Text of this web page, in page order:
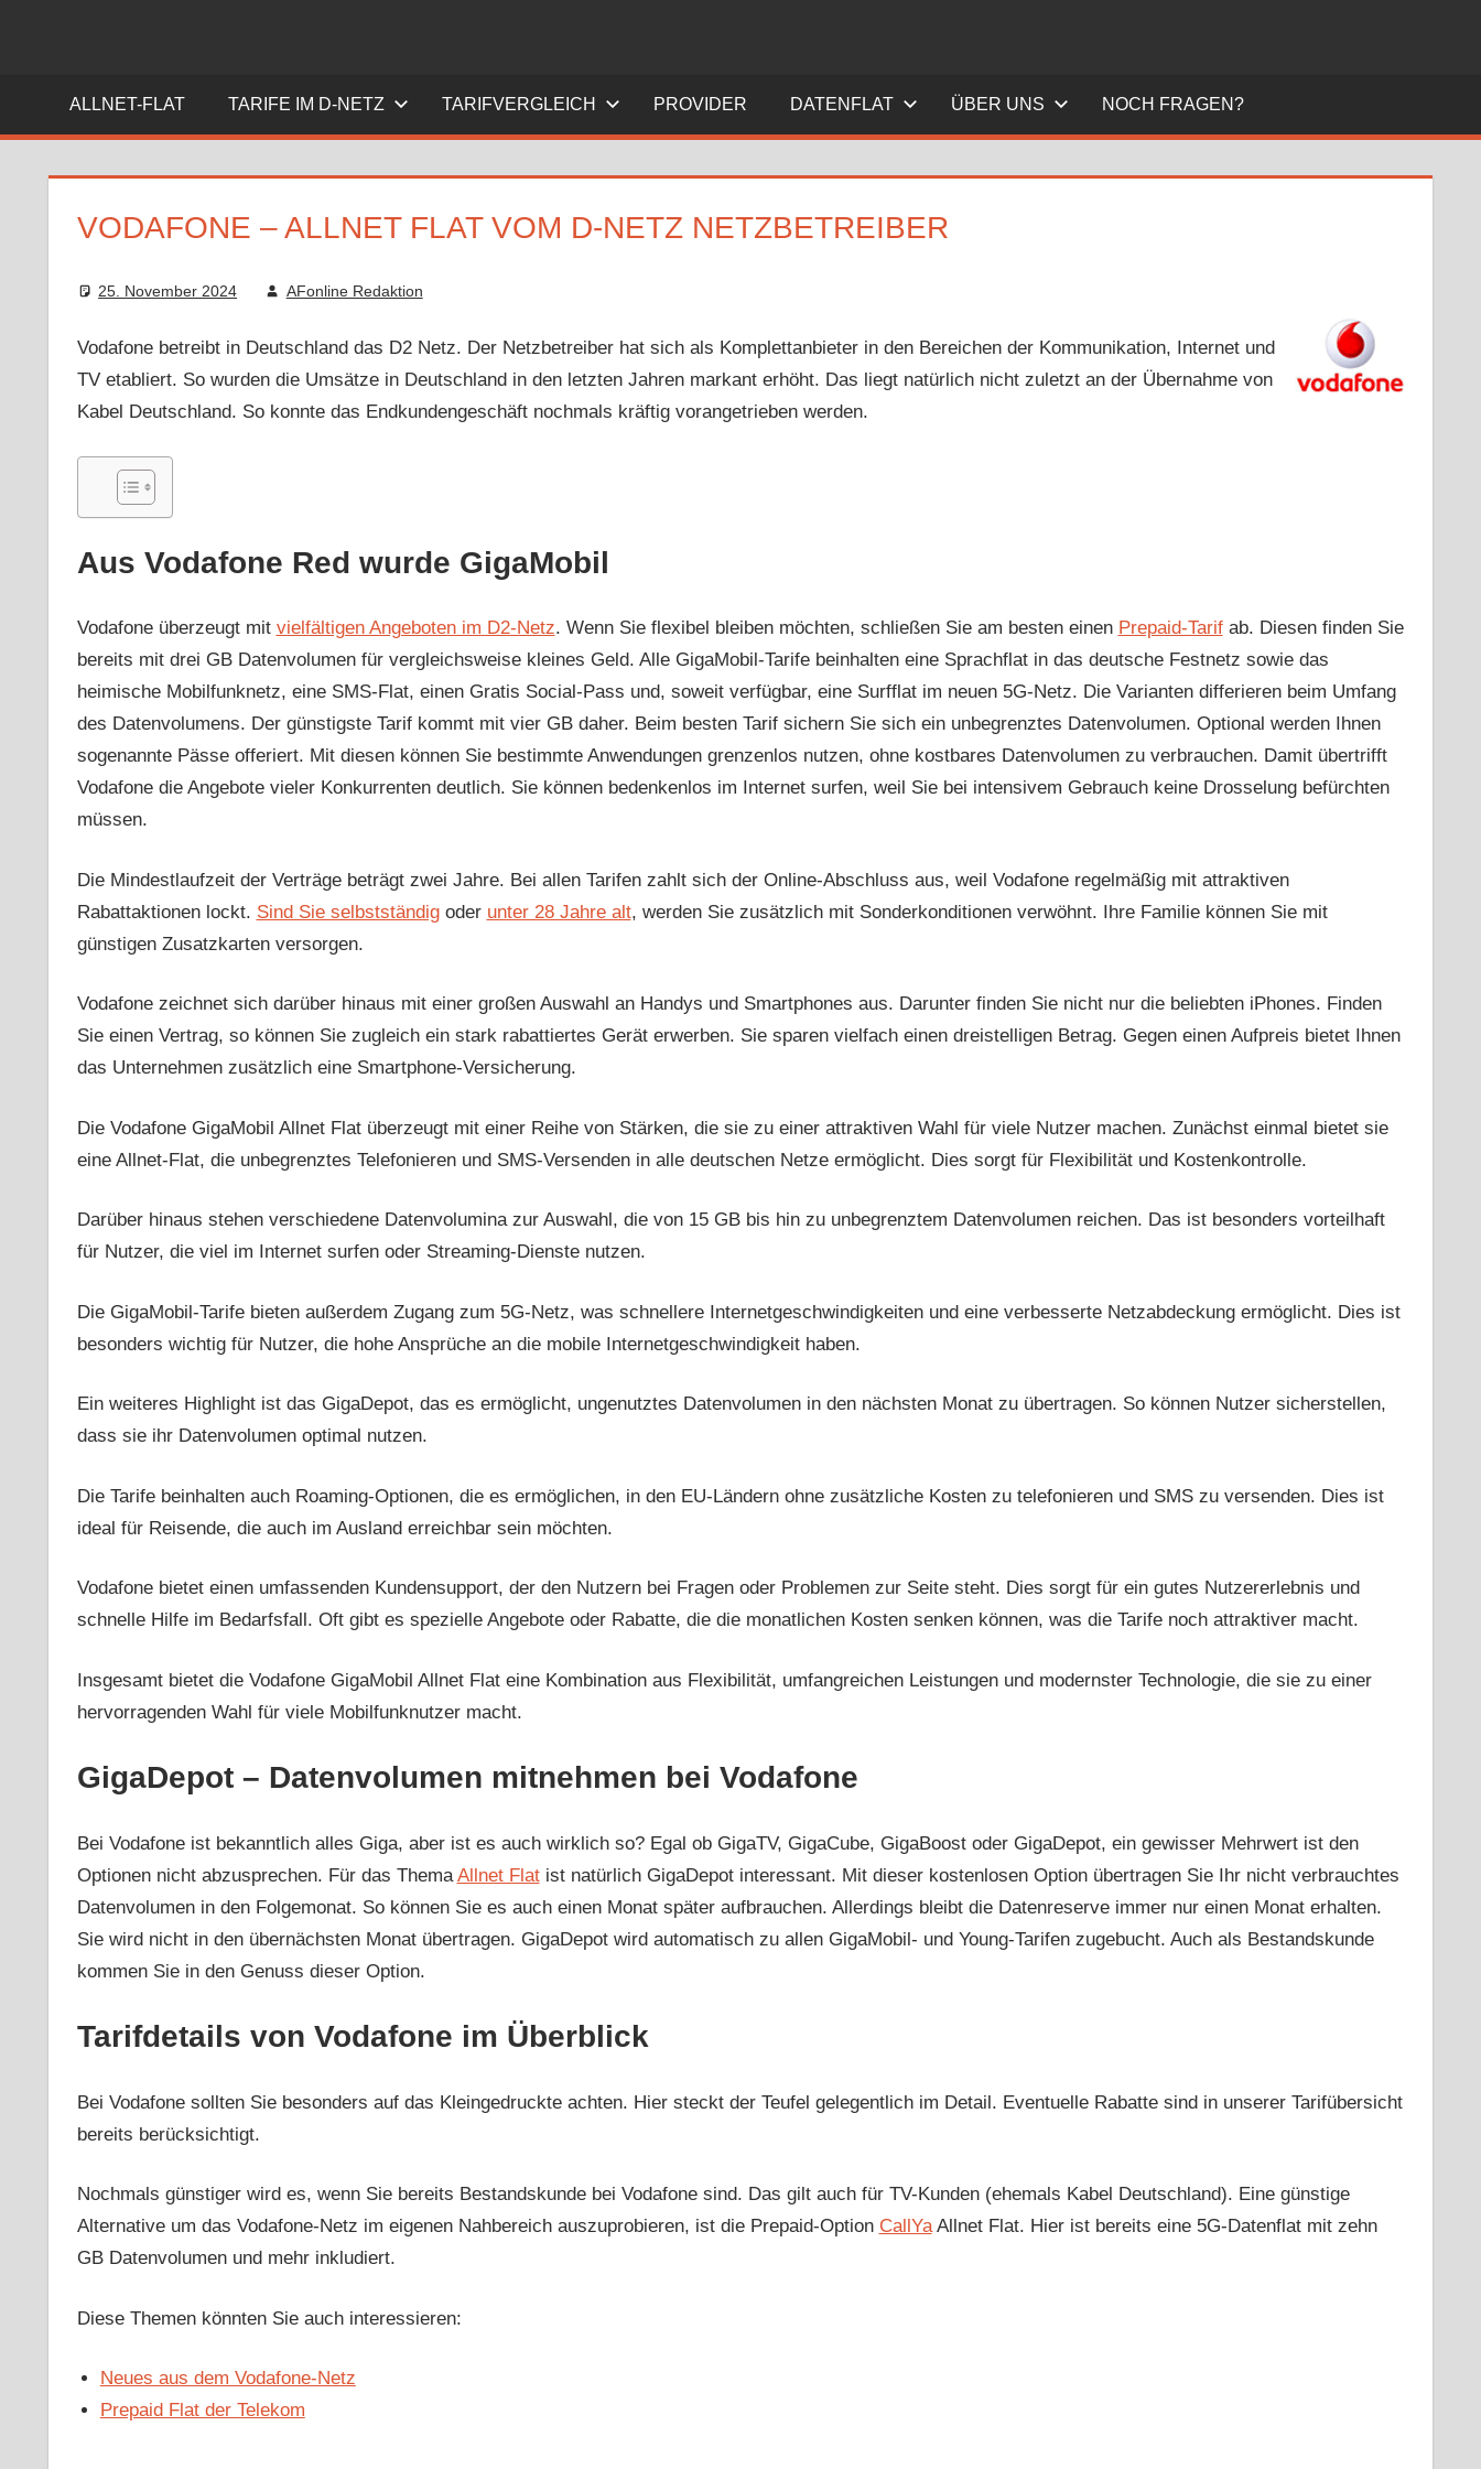
FLAT
Das
Paket
ALLNET-FLAT TARIFE IM D-NETZ TARIFVERGLEICH PROVIDER DATENFLAT ÜBER UNS NOCH FRAGEN?
VODAFONE – ALLNET FLAT VOM D-NETZ NETZBETREIBER
25. November 2024 AFonline Redaktion
Vodafone betreibt in Deutschland das D2 Netz. Der Netzbetreiber hat sich als Komplettanbieter in den Bereichen der Kommunikation, Internet und
TV etabliert. So wurden die Umsätze in Deutschland in den letzten Jahren markant erhöht. Das liegt natürlich nicht zuletzt an der Übernahme von
Kabel Deutschland. So konnte das Endkundengeschäft nochmals kräftig vorangetrieben werden.
Aus Vodafone Red wurde GigaMobil
Vodafone überzeugt mit vielfältigen Angeboten im D2-Netz. Wenn Sie flexibel bleiben möchten, schließen Sie am besten einen Prepaid-Tarifab. Diesen finden Sie
bereits mit drei GB Datenvolumen für vergleichsweise kleines Geld. Alle GigaMobil-Tarife beinhalten eine Sprachflat in das deutsche Festnetz sowie das
heimische Mobilfunknetz, eine SMS-Flat, einen Gratis Social-Pass und, soweit verfügbar, eine Surfflat im neuen 5G-Netz. Die Varianten differieren beim Umfang
des Datenvolumens. Der günstigste Tarif kommt mit vier GB daher. Beim besten Tarif sichern Sie sich ein unbegrenztes Datenvolumen. Optional werden Ihnen
sogenannte Pässe offeriert. Mit diesen können Sie bestimmte Anwendungen grenzenlos nutzen, ohne kostbares Datenvolumen zu verbrauchen. Damit übertrifft
Vodafone die Angebote vieler Konkurrenten deutlich. Sie können bedenkenlos im Internet surfen, weil Sie bei intensivem Gebrauch keine Drosselung befürchten
müssen.
Die Mindestlaufzeit der Verträge beträgt zwei Jahre. Bei allen Tarifen zahlt sich der Online-Abschluss aus, weil Vodafone regelmäßig mit attraktiven
Rabattaktionen lockt. Sind Sie selbstständigoder unter 28 Jahre alt, werden Sie zusätzlich mit Sonderkonditionen verwöhnt. Ihre Familie können Sie mit
günstigen Zusatzkarten versorgen.
Vodafone zeichnet sich darüber hinaus mit einer großen Auswahl an Handys und Smartphones aus. Darunter finden Sie nicht nur die beliebten iPhones. Finden
Sie einen Vertrag, so können Sie zugleich ein stark rabattiertes Gerät erwerben. Sie sparen vielfach einen dreistelligen Betrag. Gegen einen Aufpreis bietet Ihnen
das Unternehmen zusätzlich eine Smartphone-Versicherung.
Die Vodafone GigaMobil Allnet Flat überzeugt mit einer Reihe von Stärken, die sie zu einer attraktiven Wahl für viele Nutzer machen. Zunächst einmal bietet sie
eine Allnet-Flat, die unbegrenztes Telefonieren und SMS-Versenden in alle deutschen Netze ermöglicht. Dies sorgt für Flexibilität und Kostenkontrolle.
Darüber hinaus stehen verschiedene Datenvolumina zur Auswahl, die von 15 GB bis hin zu unbegrenztem Datenvolumen reichen. Das ist besonders vorteilhaft
für Nutzer, die viel im Internet surfen oder Streaming-Dienste nutzen.
Die GigaMobil-Tarife bieten außerdem Zugang zum 5G-Netz, was schnellere Internetgeschwindigkeiten und eine verbesserte Netzabdeckung ermöglicht. Dies ist
besonders wichtig für Nutzer, die hohe Ansprüche an die mobile Internetgeschwindigkeit haben.
Ein weiteres Highlight ist das GigaDepot, das es ermöglicht, ungenutztes Datenvolumen in den nächsten Monat zu übertragen. So können Nutzer sicherstellen,
dass sie ihr Datenvolumen optimal nutzen.
Die Tarife beinhalten auch Roaming-Optionen, die es ermöglichen, in den EU-Ländern ohne zusätzliche Kosten zu telefonieren und SMS zu versenden. Dies ist
ideal für Reisende, die auch im Ausland erreichbar sein möchten.
Vodafone bietet einen umfassenden Kundensupport, der den Nutzern bei Fragen oder Problemen zur Seite steht. Dies sorgt für ein gutes Nutzererlebnis und
schnelle Hilfe im Bedarfsfall. Oft gibt es spezielle Angebote oder Rabatte, die die monatlichen Kosten senken können, was die Tarife noch attraktiver macht.
Insgesamt bietet die Vodafone GigaMobil Allnet Flat eine Kombination aus Flexibilität, umfangreichen Leistungen und modernster Technologie, die sie zu einer
hervorragenden Wahl für viele Mobilfunknutzer macht.
GigaDepot – Datenvolumen mitnehmen bei Vodafone
Bei Vodafone ist bekanntlich alles Giga, aber ist es auch wirklich so? Egal ob GigaTV, GigaCube, GigaBoost oder GigaDepot, ein gewisser Mehrwert ist den
Optionen nicht abzusprechen. Für das Thema Allnet Flatist natürlich GigaDepot interessant. Mit dieser kostenlosen Option übertragen Sie Ihr nicht verbrauchtes
Datenvolumen in den Folgemonat. So können Sie es auch einen Monat später aufbrauchen. Allerdings bleibt die Datenreserve immer nur einen Monat erhalten.
Sie wird nicht in den übernächsten Monat übertragen. GigaDepot wird automatisch zu allen GigaMobil- und Young-Tarifen zugebucht. Auch als Bestandskunde
kommen Sie in den Genuss dieser Option.
Tarifdetails von Vodafone im Überblick
Bei Vodafone sollten Sie besonders auf das Kleingedruckte achten. Hier steckt der Teufel gelegentlich im Detail. Eventuelle Rabatte sind in unserer Tarifübersicht
bereits berücksichtigt.
Nochmals günstiger wird es, wenn Sie bereits Bestandskunde bei Vodafone sind. Das gilt auch für TV-Kunden (ehemals Kabel Deutschland). Eine günstige
Alternative um das Vodafone-Netz im eigenen Nahbereich auszuprobieren, ist die Prepaid-Option CallYaAllnet Flat. Hier ist bereits eine 5G-Datenflat mit zehn
GB Datenvolumen und mehr inkludiert.
Diese Themen könnten Sie auch interessieren:
Neues aus dem Vodafone-Netz
Prepaid Flat der Telekom